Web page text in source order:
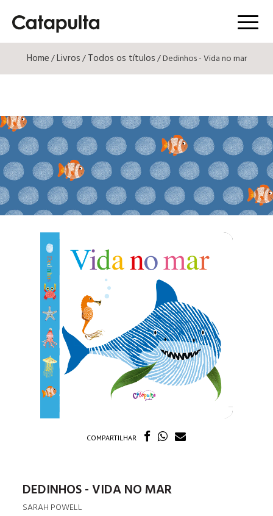
Menú
Home/Livros/Todos os títulos/ Dedinhos - Vida no mar
COMPARTILHAR
DEDINHOS - VIDA NO MAR
SARAH POWELL